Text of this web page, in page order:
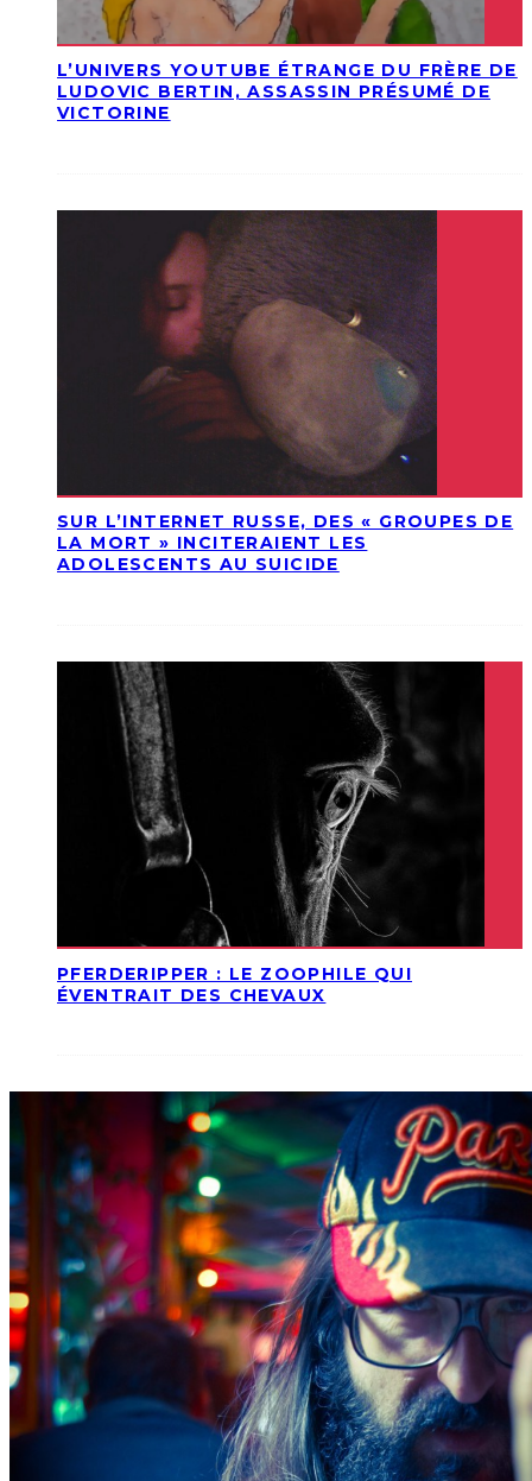
L’UNIVERS YOUTUBE ÉTRANGE DU FRÈRE DE
LUDOVIC BERTIN, ASSASSIN PRÉSUMÉ DE
VICTORINE
SUR L’INTERNET RUSSE, DES « GROUPES DE
LA MORT » INCITERAIENT LES
ADOLESCENTS AU SUICIDE
PFERDERIPPER : LE ZOOPHILE QUI
ÉVENTRAIT DES CHEVAUX